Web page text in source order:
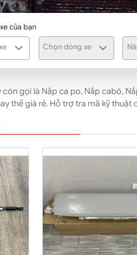
của bạn
Chọn dòng xe
gọi là Nắp ca po, Nắp cabô,
thế giá rẻ. Hỗ trợ tra mã kỹ thuật